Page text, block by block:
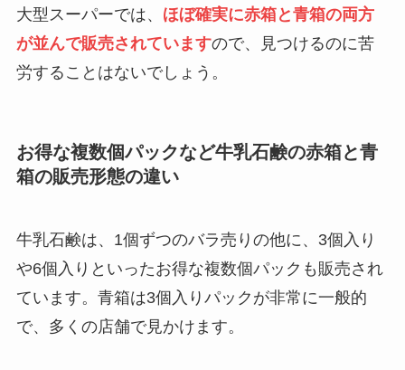
大型スーパーでは、 ほぼ確実に赤箱と青箱の両方
が並んで販売されていますので、見つけるのに苦
労することはないでしょう。
お得な複数個パックなど牛乳石鹸の赤箱と青
箱の販売形態の違い
牛乳石鹸は、1個ずつのバラ売りの他に、3個入り
や6個入りといったお得な複数個パックも販売され
ています。青箱は3個入りパックが非常に一般的
で、多くの店舗で見かけます。